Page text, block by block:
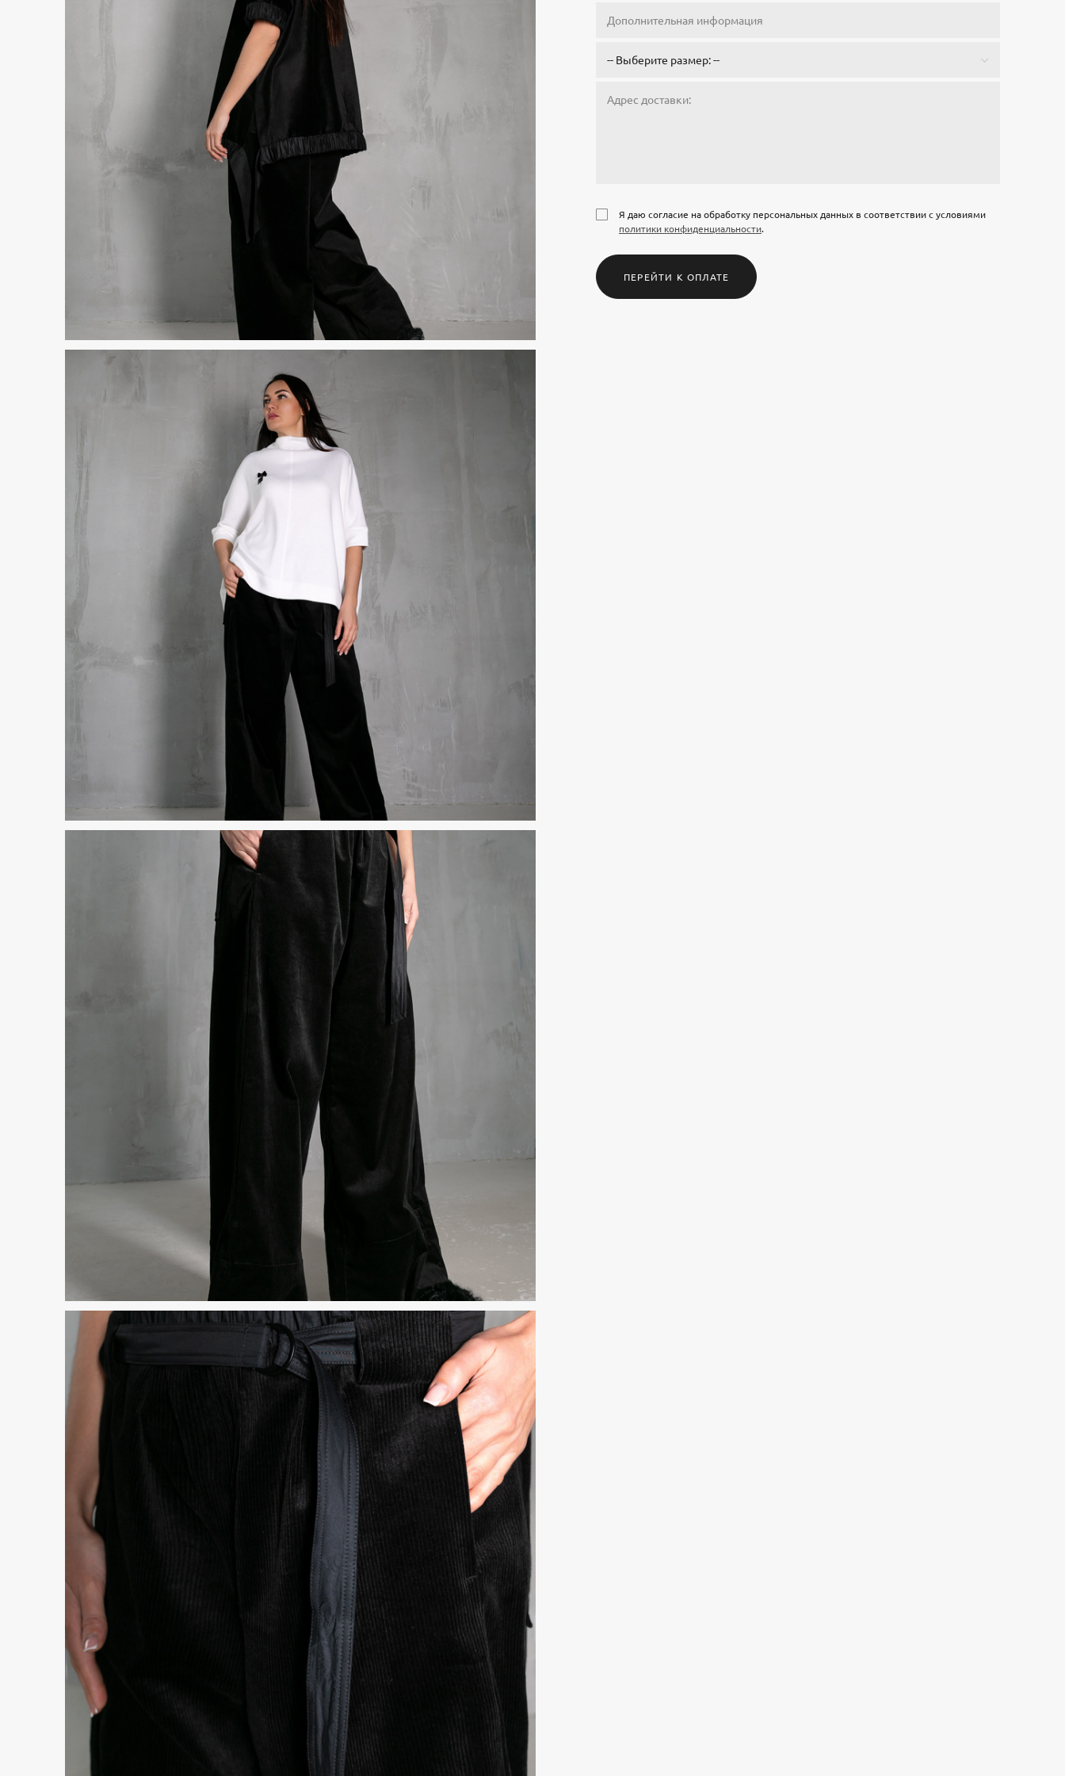
Я даю согласие на обработку персональных данных в соответствии с условиями
политики конфиденциальности.
ПЕРЕЙТИ К ОПЛАТЕ